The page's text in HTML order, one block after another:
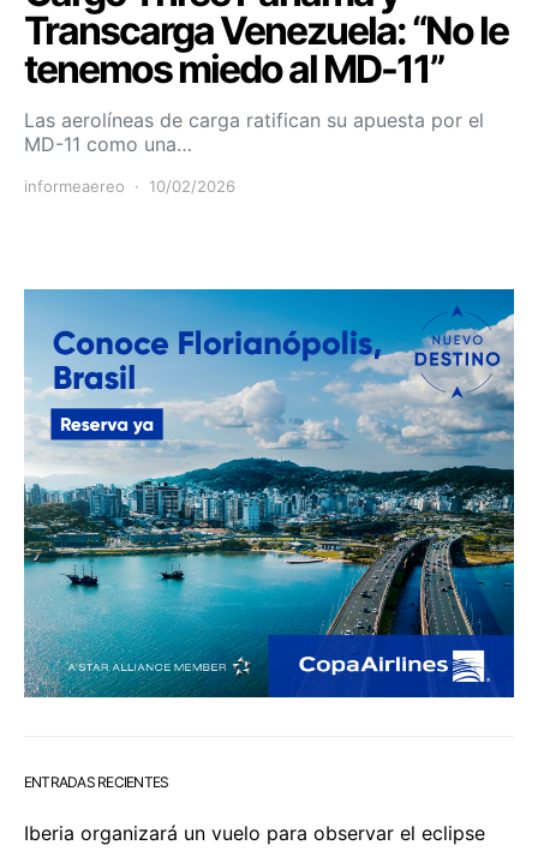
Transcarga Venezuela: “No le
tenemos miedo al MD-11”
Las aerolíneas de carga ratifican su apuesta por el
MD-11 como una…
informeaereo 10/02/2026
ENTRADAS RECIENTES
Iberia organizará un vuelo para observar el eclipse